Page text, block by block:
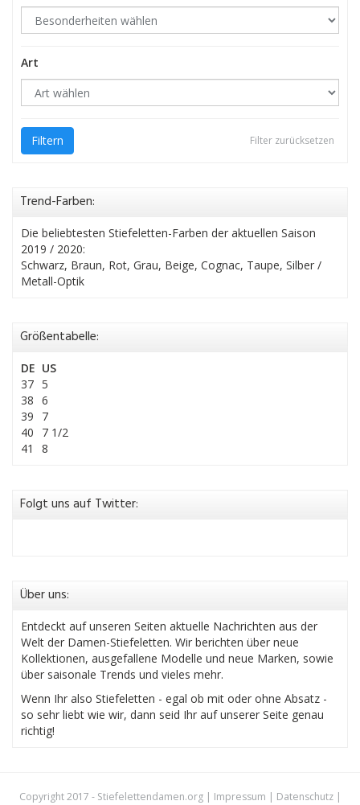
Art
Filter zurücksetzen
Filtern
Trend-Farben:
Die beliebtesten Stiefeletten-Farben der aktuellen Saison
2019 / 2020:
Schwarz, Braun, Rot, Grau, Beige, Cognac, Taupe, Silber /
Metall-Optik
Größentabelle:
DE US
37 5
38 6
39
7
40
7 1/2
41
8
Folgt uns auf Twitter:
Über uns:
Entdeckt auf unseren Seiten aktuelle Nachrichten aus der
Welt der Damen-Stiefeletten. Wir berichten über neue
Kollektionen, ausgefallene Modelle und neue Marken, sowie
über saisonale Trends und vieles mehr.
Wenn Ihr also Stiefeletten - egal ob mit oder ohne Absatz -
so sehr liebt wie wir, dann seid Ihr auf unserer Seite genau
richtig!
Copyright 2017 - Stiefelettendamen.org | Impressum | Datenschutz|